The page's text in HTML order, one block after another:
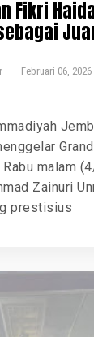
Fikri
Februari 06, 2026
Rabu malam
Zainuri
prestisius